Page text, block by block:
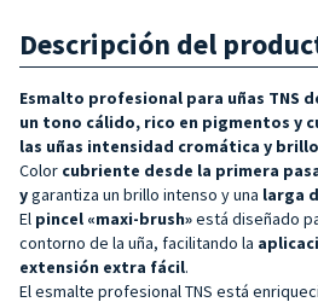
Descripción del
Esmalto profesional para uñas TNS
un tono cálido, rico en pigmentos y
las uñas intensidad cromática y
Color cubriente desde la primera
ygarantiza un brillo intenso y una larga
El pincel «maxi-brush»está diseñado
contorno de la uña, facilitando la
extensión extra fácil.
El esmalte profesional TNS está